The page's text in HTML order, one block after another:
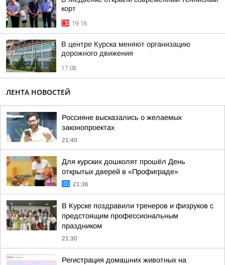
корт
19:18
В центре Курска меняют организацию
дорожного движения
17:08
ЛЕНТА НОВОСТЕЙ
Россияне высказались о желаемых
законопроектах
21:40
Для курских дошколят прошёл День
открытых дверей в «Профиграде»
21:36
В Курске поздравили тренеров и физруков с
предстоящим профессиональным
праздником
21:30
Регистрация домашних животных на